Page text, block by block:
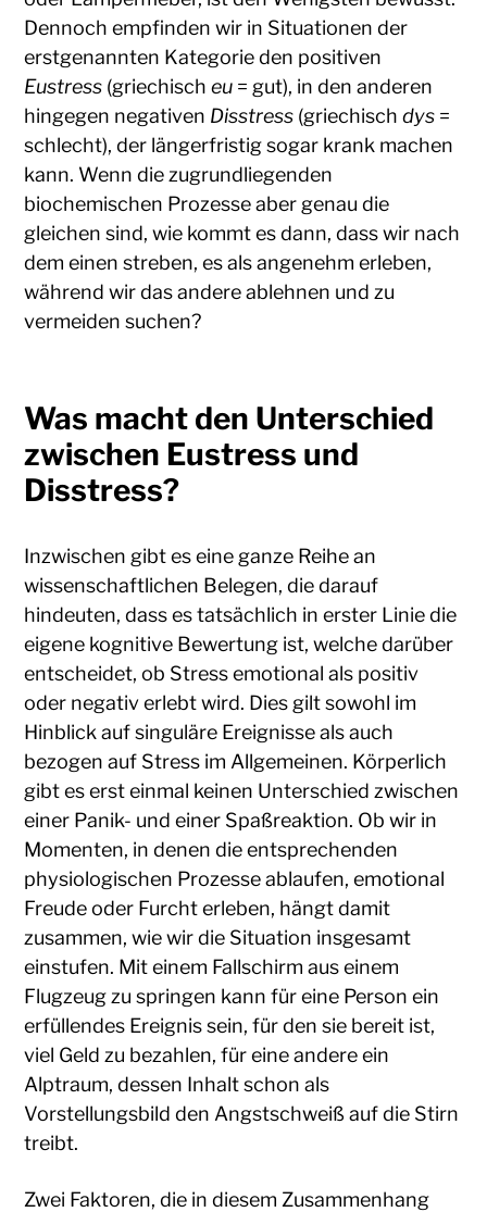
Dennoch empfinden wir in Situationen der
erstgenannten Kategorie den positiven
Eustress (griechischeu = gut), in den anderen
hingegen negativen Disstress (griechischdys =
schlecht), der längerfristig sogar krank machen
kann. Wenn die zugrundliegenden
biochemischen Prozesse aber genau die
gleichen sind, wie kommt es dann, dass wir nach
dem einen streben, es als angenehm erleben,
während wir das andere ablehnen und zu
vermeiden suchen?
Was macht den Unterschied
zwischen Eustress und
Disstress?
Inzwischen gibt es eine ganze Reihe an
wissenschaftlichen Belegen, die darauf
hindeuten, dass es tatsächlich in erster Linie die
eigene kognitive Bewertung ist, welche darüber
entscheidet, ob Stress emotional als positiv
oder negativ erlebt wird. Dies gilt sowohl im
Hinblick auf singuläre Ereignisse als auch
bezogen auf Stress im Allgemeinen. Körperlich
gibt es erst einmal keinen Unterschied zwischen
einer Panik- und einer Spaßreaktion. Ob wir in
Momenten, in denen die entsprechenden
physiologischen Prozesse ablaufen, emotional
Freude oder Furcht erleben, hängt damit
zusammen, wie wir die Situation insgesamt
einstufen. Mit einem Fallschirm aus einem
Flugzeug zu springen kann für eine Person ein
erfüllendes Ereignis sein, für den sie bereit ist,
viel Geld zu bezahlen, für eine andere ein
Alptraum, dessen Inhalt schon als
Vorstellungsbild den Angstschweiß auf die Stirn
treibt.
Zwei Faktoren, die in diesem Zusammenhang